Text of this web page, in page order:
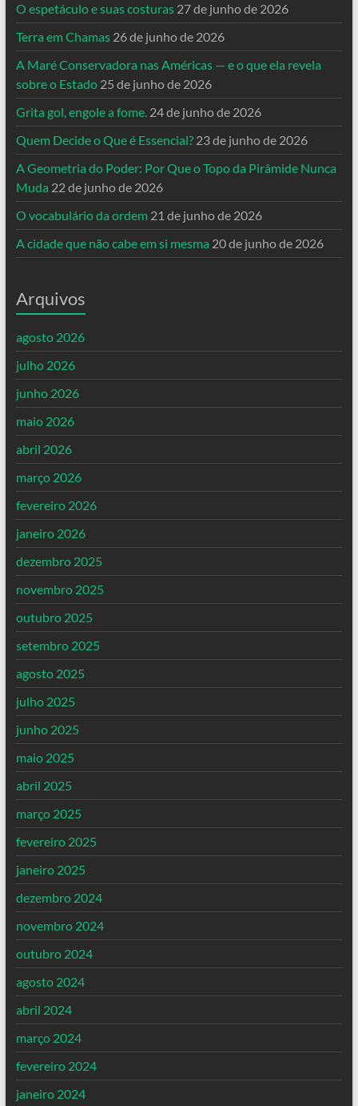
O espetáculo e suas costuras 27 de junho de 2026
Terra em Chamas 26 de junho de 2026
A Maré Conservadora nas Américas — e o que ela revela
sobre o Estado 25 de junho de 2026
Grita gol, engole a fome. 24 de junho de 2026
Quem Decide o Que é Essencial? 23 de junho de 2026
A Geometria do Poder: Por Que o Topo da Pirâmide Nunca
Muda 22 de junho de 2026
O vocabulário da ordem 21 de junho de 2026
A cidade que não cabe em si mesma 20 de junho de 2026
Arquivos
agosto 2026
julho 2026
junho 2026
maio 2026
abril 2026
março 2026
fevereiro 2026
janeiro 2026
dezembro 2025
novembro 2025
outubro 2025
setembro 2025
agosto 2025
julho 2025
junho 2025
maio 2025
abril 2025
março 2025
fevereiro 2025
janeiro 2025
dezembro 2024
novembro 2024
outubro 2024
agosto 2024
abril 2024
março 2024
fevereiro 2024
janeiro 2024